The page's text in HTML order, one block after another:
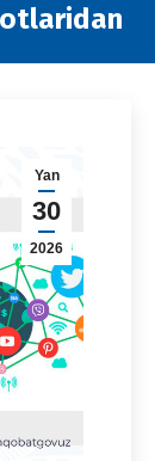
Yan
30
2026